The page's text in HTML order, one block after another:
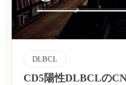
DLBCL
CD5陽性DLBCLの